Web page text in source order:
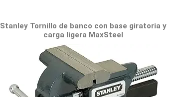
Stanley Tornillo de banco con base giratoria y
carga ligera MaxSteel